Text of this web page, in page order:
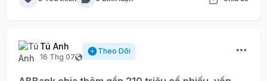
Tú Anh
16 Thg 07
Theo Dõi